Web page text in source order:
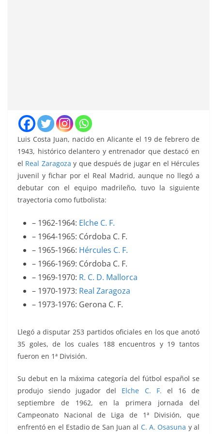
Luis Costa Juan, nacido en Alicante el 19 de febrero de
1943, histórico delantero y entrenador que destacó en
el Real Zaragoza y que después de jugar en el Hércules
juvenil y fichar por el Real Madrid, aunque no llegó a
debutar con el equipo madrileño, tuvo la siguiente
trayectoria como futbolista:
– 1962-1964: Elche C. F.
– 1964-1965: Córdoba C. F.
– 1965-1966: Hércules C. F.
– 1966-1969: Córdoba C. F.
– 1969-1970: R. C. D. Mallorca
– 1970-1973: Real Zaragoza
– 1973-1976: Gerona C. F.
Llegó a disputar 253 partidos oficiales en los que anotó
35 goles, de los cuales 188 encuentros y 19 tantos
fueron en 1ª División.
Su debut en la máxima categoría del fútbol español se
produjo siendo jugador del Elche C. F. el 16 de
septiembre de 1962, en la primera jornada del
Campeonato Nacional de Liga de 1ª División, que
enfrentó en el Estadio de San Juan al C. A. Osasuna y al